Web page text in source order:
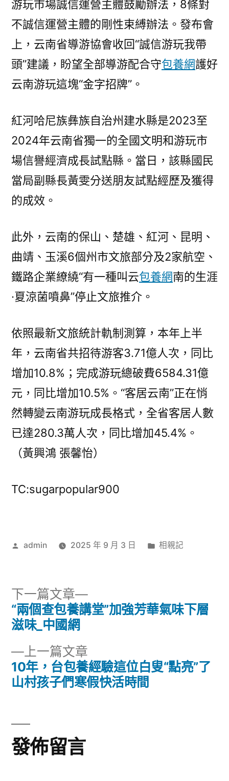
游玩市場誠信運營主體鼓勵辦法，8條對
不誠信運營主體的剛性束縛辦法。發布會
上，云南省導游協會收回“誠信游玩我帶
頭”建議，盼望全部導游配合守包養網護好
云南游玩這塊“金字招牌”。
紅河哈尼族彝族自治州建水縣是2023至
2024年云南省獨一的全國文明和游玩市
場信譽經濟成長試點縣。當日，該縣國民
當局副縣長黃雯分送朋友試點經歷及獲得
的成效。
此外，云南的保山、楚雄、紅河、昆明、
曲靖、玉溪6個州市文旅部分及2家航空、
鐵路企業繚繞“有一種叫云包養網南的生涯
·夏涼菌噴鼻”停止文旅推介。
依照最新文旅統計軌制測算，本年上半
年，云南省共招待游客3.71億人次，同比
增加10.8%；完成游玩總破費6584.31億
元，同比增加10.5%。“客居云南”正在悄
然轉變云南游玩成長格式，全省客居人數
已達280.3萬人次，同比增加45.4%。
（黃興鴻 張馨怡）
TC:sugarpopular900
作
admin 2025 年 9 月 3 日
分
相親記
文
導
覽
上一篇文章
一
篇
10年，台包養經驗這位白叟“點亮”了
山村孩子們寒假快活時間
下一篇文章
下
一
“兩個查包養講堂”加強芳華氣味下層
滋味_中國網
發佈留言